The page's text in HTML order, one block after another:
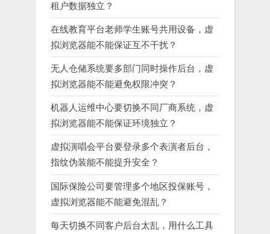
租户数据独立？
在线教育平台老师学生账号共用设备，虚
拟浏览器能不能保证互不干扰？
无人仓储系统要多部门同时操作后台，虚
拟浏览器能不能避免权限冲突？
机器人运维中心要切换不同厂商系统，虚
拟浏览器能不能保证环境独立？
虚拟演唱会平台要登录多个表演者后台，
指纹伪装能不能提升安全？
国际保险公司要管理多个地区投保账号，
虚拟浏览器能不能避免混乱？
每天切换不同客户后台太乱，用什么工具